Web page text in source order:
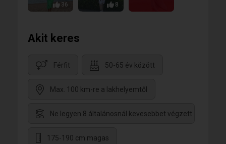
36 8
Akit keres
Férfit 50-65 év között
Max. 100 km-re a lakhelyemtől
Ne legyen 8 általánosnál kevesebbet végzett
175-190 cm magas